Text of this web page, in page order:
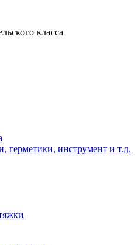
класса
герметики, инструмент и т.д.